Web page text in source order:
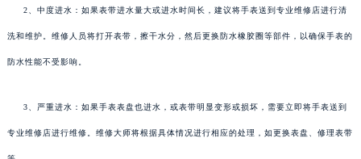
2、中度进水：如果表带进水量大或进水时间长，建议将手表送到专业维修店进行清
洗和维护。维修人员将打开表带，擦干水分，然后更换防水橡胶圈等部件，以确保手表的
防水性能不受影响。
3、严重进水：如果手表表盘也进水，或表带明显变形或损坏，需要立即将手表送到
专业维修店进行维修。维修大师将根据具体情况进行相应的处理，如更换表盘、修理表带